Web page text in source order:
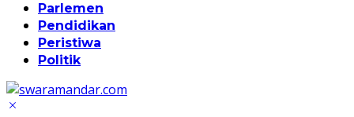
Parlemen
Pendidikan
Peristiwa
Politik